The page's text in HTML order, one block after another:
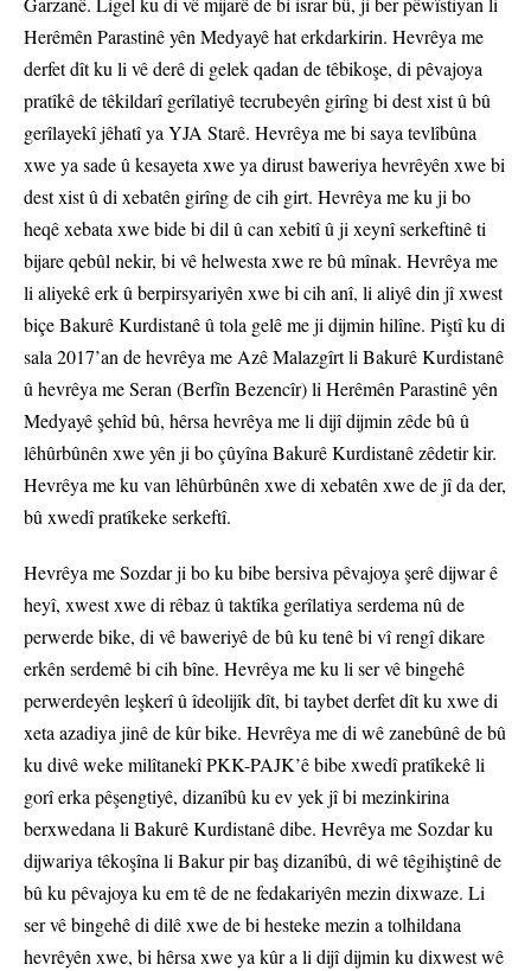
Herêmên Parastinê yên Medyayê hat erkdarkirin. Hevrêya me
derfet dît ku li vê derê di gelek qadan de têbikoşe, di pêvajoya
pratîkê de têkildarî gerîlatiyê tecrubeyên girîng bi dest xist û bû
gerîlayekî jêhatî ya YJA Starê. Hevrêya me bi saya tevlîbûna
xwe ya sade û kesayeta xwe ya dirust baweriya hevrêyên xwe bi
dest xist û di xebatên girîng de cih girt. Hevrêya me ku ji bo
heqê xebata xwe bide bi dil û can xebitî û ji xeynî serkeftinê ti
bijare qebûl nekir, bi vê helwesta xwe re bû mînak. Hevrêya me
li aliyekê erk û berpirsyariyên xwe bi cih anî, li aliyê din jî xwest
biçe Bakurê Kurdistanê û tola gelê me ji dijmin hilîne. Piştî ku di
sala 2017’an de hevrêya me Azê Malazgîrt li Bakurê Kurdistanê
û hevrêya me Seran (Berfîn Bezencîr) li Herêmên Parastinê yên
Medyayê şehîd bû, hêrsa hevrêya me li dijî dijmin zêde bû û
lêhûrbûnên xwe yên ji bo çûyîna Bakurê Kurdistanê zêdetir kir.
Hevrêya me ku van lêhûrbûnên xwe di xebatên xwe de jî da der,
bû xwedî pratîkeke serkeftî.
Hevrêya me Sozdar ji bo ku bibe bersiva pêvajoya şerê dijwar ê
heyî, xwest xwe di rêbaz û taktîka gerîlatiya serdema nû de
perwerde bike, di vê baweriyê de bû ku tenê bi vî rengî dikare
erkên serdemê bi cih bîne. Hevrêya me ku li ser vê bingehê
perwerdeyên leşkerî û îdeolijîk dît, bi taybet derfet dît ku xwe di
xeta azadiya jinê de kûr bike. Hevrêya me di wê zanebûnê de bû
ku divê weke milîtanekî PKK-PAJK’ê bibe xwedî pratîkekê li
gorî erka pêşengtiyê, dizanîbû ku ev yek jî bi mezinkirina
berxwedana li Bakurê Kurdistanê dibe. Hevrêya me Sozdar ku
dijwariya têkoşîna li Bakur pir baş dizanîbû, di wê têgihiştinê de
bû ku pêvajoya ku em tê de ne fedakariyên mezin dixwaze. Li
ser vê bingehê di dilê xwe de bi hesteke mezin a tolhildana
hevrêyên xwe, bi hêrsa xwe ya kûr a li dijî dijmin ku dixwest wê